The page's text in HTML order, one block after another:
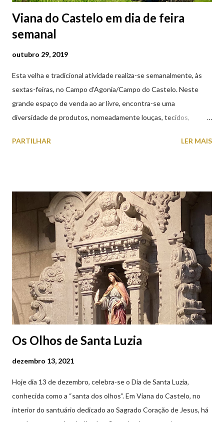
Viana do Castelo em dia de feira
semanal
outubro 29, 2019
Esta velha e tradicional atividade realiza-se semanalmente, às
sextas-feiras, no Campo d’Agonia/Campo do Castelo. Neste
grande espaço de venda ao ar livre, encontra-se uma
diversidade de produtos, nomeadamente louças, tecidos,
cobres entre muitos outros. Horário de funcionamento | Verão
(2019.10.25) Feira Semanal em Viana do Castelo (2019.10.25)
Feira Semanal em Viana do Castelo (2019.10.25) Feira Semanal
em Viana do Castelo (2019.10.25) Feira Semanal em Viana do
Castelo (2019.10.25) Feira Semanal em Viana do Castelo
(2019.10.25)
PARTILHAR LER MAIS
Os Olhos de Santa Luzia
dezembro 13, 2021
Hoje dia 13 de dezembro, celebra-se o Dia de Santa Luzia,
conhecida como a “santa dos olhos”. Em Viana do Castelo, no
interior do santuário dedicado ao Sagrado Coração de Jesus, há